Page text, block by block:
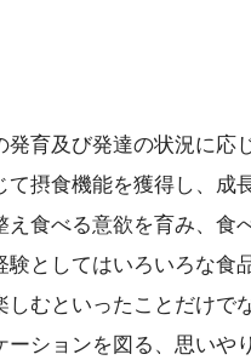
発育及び発達の状況に応
て摂食機能を獲得し、成
え食べる意欲を育み、食
験としてはいろいろな食
しむといったことだけで
ーションを図る、思いや